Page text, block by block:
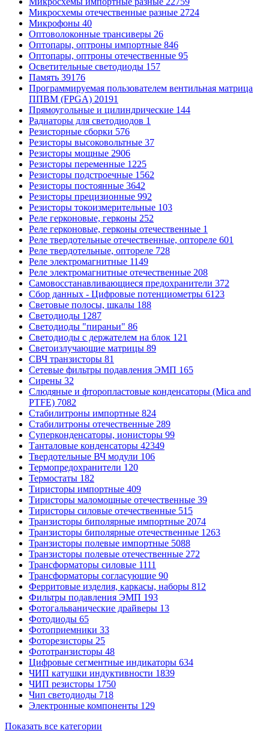
Микросхемы отечественные разные 2724
Микрофоны 40
Оптоволоконные трансиверы 26
Оптопары, оптроны импортные 846
Оптопары, оптроны отечественные 95
Осветительные светодиоды 157
Память 39176
Программируемая пользователем вентильная матрица
ППВМ (FPGA) 20191
Прямоугольные и цилиндрические 144
Радиаторы для светодиодов 1
Резисторные сборки 576
Резисторы высоковольтные 37
Резисторы мощные 2906
Резисторы переменные 1225
Резисторы подстроечные 1562
Резисторы постоянные 3642
Резисторы прецизионные 992
Резисторы токоизмерительные 103
Реле герконовые, герконы 252
Реле герконовые, герконы отечественные 1
Реле твердотельные отечественные, оптореле 601
Реле твердотельные, оптореле 728
Реле электромагнитные 1149
Реле электромагнитные отечественные 208
Самовосстанавливающиеся предохранители 372
Сбор данных - Цифровые потенциометры 6123
Световые полосы, шкалы 188
Светодиоды 1287
Светодиоды "пираньи" 86
Светодиоды с держателем на блок 121
Светоизлучающие матрицы 89
СВЧ транзисторы 81
Сетевые фильтры подавления ЭМП 165
Сирены 32
Слюдяные и фторопластовые конденсаторы (Mica and
PTFE) 7082
Стабилитроны импортные 824
Стабилитроны отечественные 289
Суперконденсаторы, ионисторы 99
Танталовые конденсаторы 42349
Твердотельные ВЧ модули 106
Термопредохранители 120
Термостаты 182
Тиристоры импортные 409
Тиристоры маломощные отечественные 39
Тиристоры силовые отечественные 515
Транзисторы биполярные импортные 2074
Транзисторы биполярные отечественные 1263
Транзисторы полевые импортные 5088
Транзисторы полевые отечественные 272
Трансформаторы силовые 1111
Трансформаторы согласующие 90
Ферритовые изделия, каркасы, наборы 812
Фильтры подавления ЭМП 193
Фотогальванические драйверы 13
Фотодиоды 65
Фотоприемники 33
Фоторезисторы 25
Фототранзисторы 48
Цифровые сегментные индикаторы 634
ЧИП катушки индуктивности 1839
ЧИП резисторы 1750
Чип светодиоды 718
Электронные компоненты 129
Показать все категории